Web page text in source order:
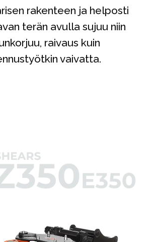
rakenteen ja helposti
terän avulla sujuu niin
raivaus kuin
vaivatta.